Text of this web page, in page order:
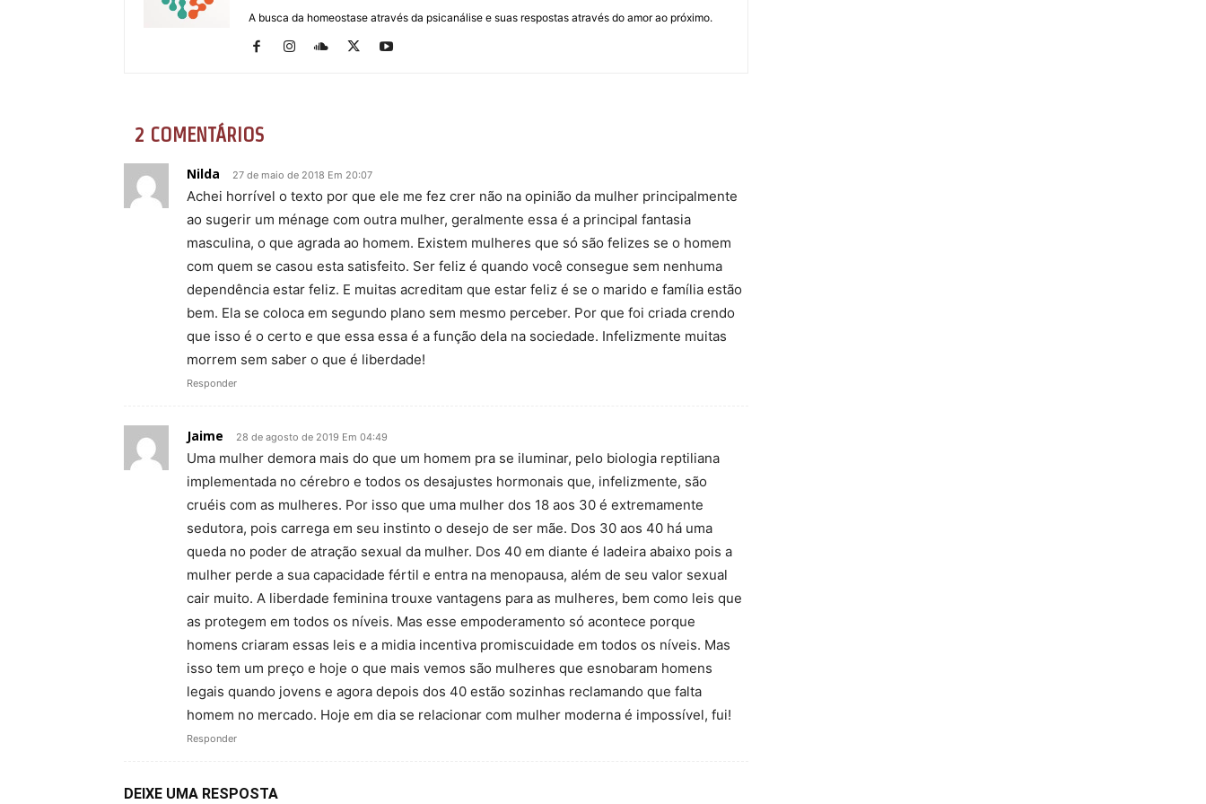
A busca da homeostase através da psicanálise e suas respostas através do amor ao próximo.
2 COMENTÁRIOS
Nilda 27 de maio de 2018 Em 20:07
Achei horrível o texto por que ele me fez crer não na opinião da mulher principalmente
ao sugerir um ménage com outra mulher, geralmente essa é a principal fantasia
masculina, o que agrada ao homem. Existem mulheres que só são felizes se o homem
com quem se casou esta satisfeito. Ser feliz é quando você consegue sem nenhuma
dependência estar feliz. E muitas acreditam que estar feliz é se o marido e família estão
bem. Ela se coloca em segundo plano sem mesmo perceber. Por que foi criada crendo
que isso é o certo e que essa essa é a função dela na sociedade. Infelizmente muitas
morrem sem saber o que é liberdade!
Responder
Jaime 28 de agosto de 2019 Em 04:49
Uma mulher demora mais do que um homem pra se iluminar, pelo biologia reptiliana
implementada no cérebro e todos os desajustes hormonais que, infelizmente, são
cruéis com as mulheres. Por isso que uma mulher dos 18 aos 30 é extremamente
sedutora, pois carrega em seu instinto o desejo de ser mãe. Dos 30 aos 40 há uma
queda no poder de atração sexual da mulher. Dos 40 em diante é ladeira abaixo pois a
mulher perde a sua capacidade fértil e entra na menopausa, além de seu valor sexual
cair muito. A liberdade feminina trouxe vantagens para as mulheres, bem como leis que
as protegem em todos os níveis. Mas esse empoderamento só acontece porque
homens criaram essas leis e a midia incentiva promiscuidade em todos os níveis. Mas
isso tem um preço e hoje o que mais vemos são mulheres que esnobaram homens
legais quando jovens e agora depois dos 40 estão sozinhas reclamando que falta
homem no mercado. Hoje em dia se relacionar com mulher moderna é impossível, fui!
Responder
DEIXE UMA RESPOSTA